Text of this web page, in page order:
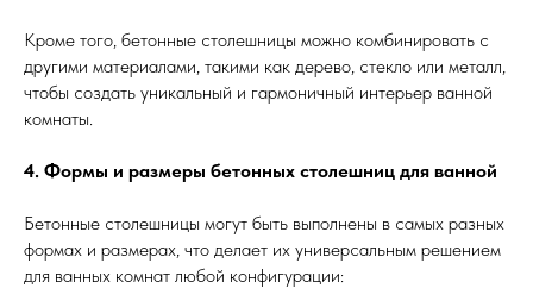
Кроме того, бетонные столешницы можно комбинировать с
другими материалами, такими как дерево, стекло или металл,
чтобы создать уникальный и гармоничный интерьер ванной
комнаты.
4. Формы и размеры бетонных столешниц для ванной
Бетонные столешницы могут быть выполнены в самых разных
формах и размерах, что делает их универсальным решением
для ванных комнат любой конфигурации: